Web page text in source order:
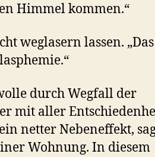
Himmel kommen.“
weglasern lassen. „Das
durch Wegfall der
mit aller
netter Nebeneffekt,
Wohnung. In diesem